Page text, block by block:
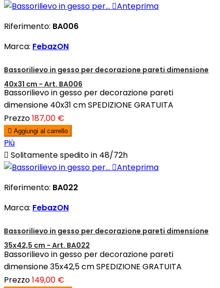
Anteprima
Riferimento: BA006
Marca: FebazON
Bassorilievo in gesso per decorazione pareti dimensione
40x31 cm - Art. BA006
Bassorilievo in gesso per decorazione pareti
dimensione 40x31 cm SPEDIZIONE GRATUITA
Prezzo187,00 €
 Aggiungi al carrello
Più
 Solitamente spedito in 48/72h
Anteprima
Riferimento: BA022
Marca: FebazON
Bassorilievo in gesso per decorazione pareti dimensione
35x42,5 cm - Art. BA022
Bassorilievo in gesso per decorazione pareti
dimensione 35x42,5 cm SPEDIZIONE GRATUITA
Prezzo149,00 €